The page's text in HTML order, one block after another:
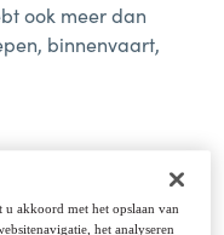
ook meer dan
binnenvaart,
bereiken. Want ook
internationale
akkoord met het opslaan van
het analyseren